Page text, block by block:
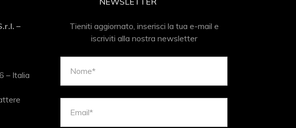
–
– Italia
Tieniti aggiornato, inserisci la tua e-mail e
iscriviti alla nostra newsletter